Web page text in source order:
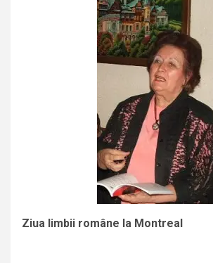
Ziua limbii române la Montreal